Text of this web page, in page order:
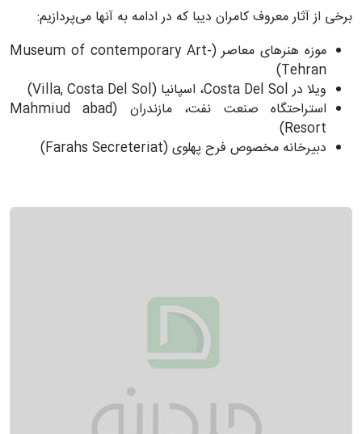
برخی از آثار معروف کامران دیبا که در ادامه به آنها می‌پردازیم:
موزه هنرهای معاصر (Museum of contemporary Art-
Tehran)
ویلا در Costa Del Sol، اسپانیا (Villa, Costa Del Sol)
استراحتگاه صنعت نفت، مازندران (Mahmiud abad
Resort)
دبیرخانه مخصوص فرح پهلوی (Farahs Secreteriat)